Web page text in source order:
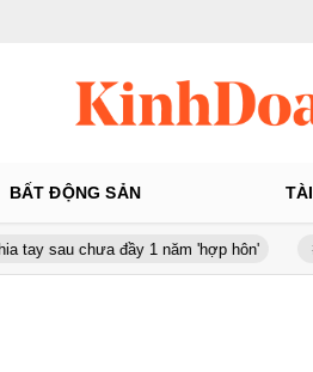
BẤT ĐỘNG SẢN
đầy 1 năm 'hợp hôn' Diễn biến